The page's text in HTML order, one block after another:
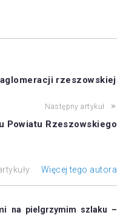
rzeszowskiej
Następny artykuł
Powiatu Rzeszowskiego
Więcej tego autora
na pielgrzymim szlaku –